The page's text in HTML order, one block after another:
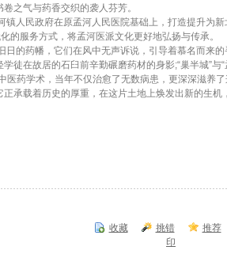
之气与药香交织的袭人芬芳。
人民政府在原孟河人民医院基础上，打造提升为新
的服务方式，将孟河医派文化更好地弘扬与传承。
的药幡，它们在风中无声诉说，引导着慕名而来的
徒在故居的石臼前辛勤碾磨药材的身影;“巢半城”与“
医药学术，当年不仅治愈了无数病患，更深深滋养
承载着历史的厚重，在这片土地上焕发出新的生机
收藏 挑错
推荐
印